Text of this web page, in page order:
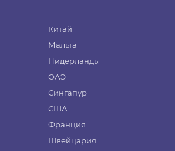
Китай
Мальта
Нидерланды
ОАЭ
Сингапур
США
Франция
Швейцария